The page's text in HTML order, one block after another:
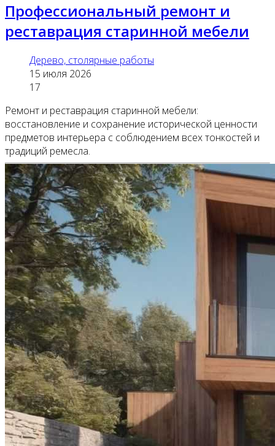
Профессиональный ремонт и
реставрация старинной мебели
Дерево, столярные работы
15 июля 2026
17
Ремонт и реставрация старинной мебели:
восстановление и сохранение исторической ценности
предметов интерьера с соблюдением всех тонкостей и
традиций ремесла.